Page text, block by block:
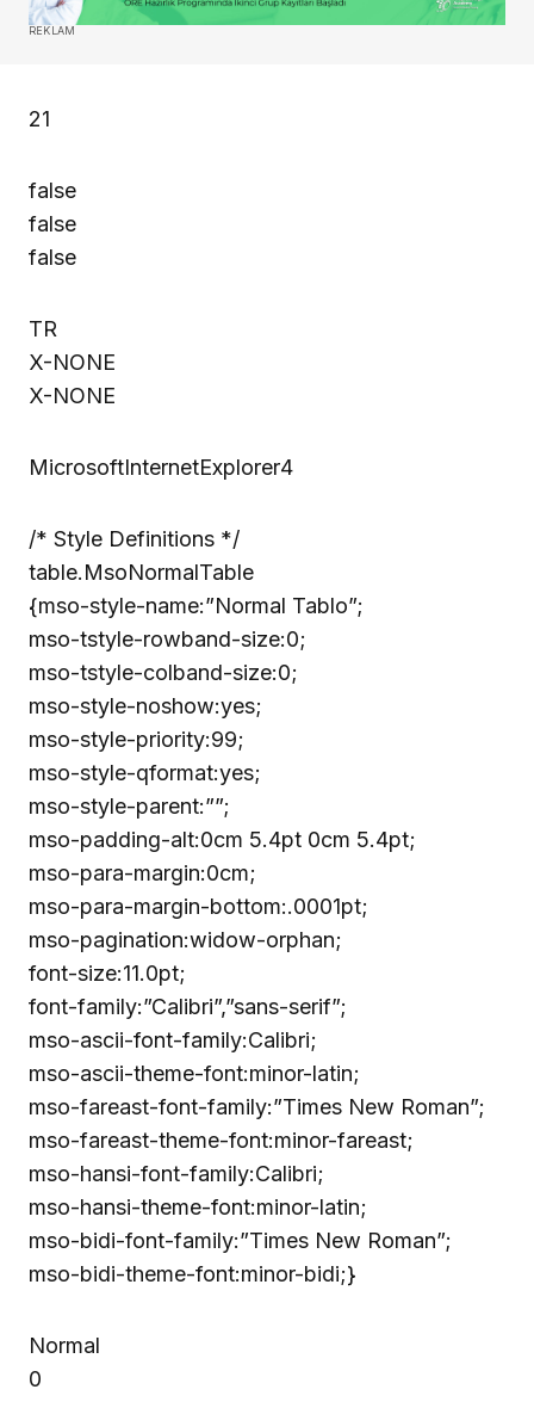
REKLAM
21
false
false
false
TR
X-NONE
X-NONE
MicrosoftInternetExplorer4
/* Style Definitions */
table.MsoNormalTable
{mso-style-name:”Normal Tablo”;
mso-tstyle-rowband-size:0;
mso-tstyle-colband-size:0;
mso-style-noshow:yes;
mso-style-priority:99;
mso-style-qformat:yes;
mso-style-parent:””;
mso-padding-alt:0cm 5.4pt 0cm 5.4pt;
mso-para-margin:0cm;
mso-para-margin-bottom:.0001pt;
mso-pagination:widow-orphan;
font-size:11.0pt;
font-family:”Calibri”,”sans-serif”;
mso-ascii-font-family:Calibri;
mso-ascii-theme-font:minor-latin;
mso-fareast-font-family:”Times New Roman”;
mso-fareast-theme-font:minor-fareast;
mso-hansi-font-family:Calibri;
mso-hansi-theme-font:minor-latin;
mso-bidi-font-family:”Times New Roman”;
mso-bidi-theme-font:minor-bidi;}
Normal
0